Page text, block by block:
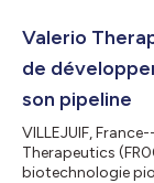
Valerio
de
son pipeline
VILLEJUIF,
Therapeutics
biotechnologie